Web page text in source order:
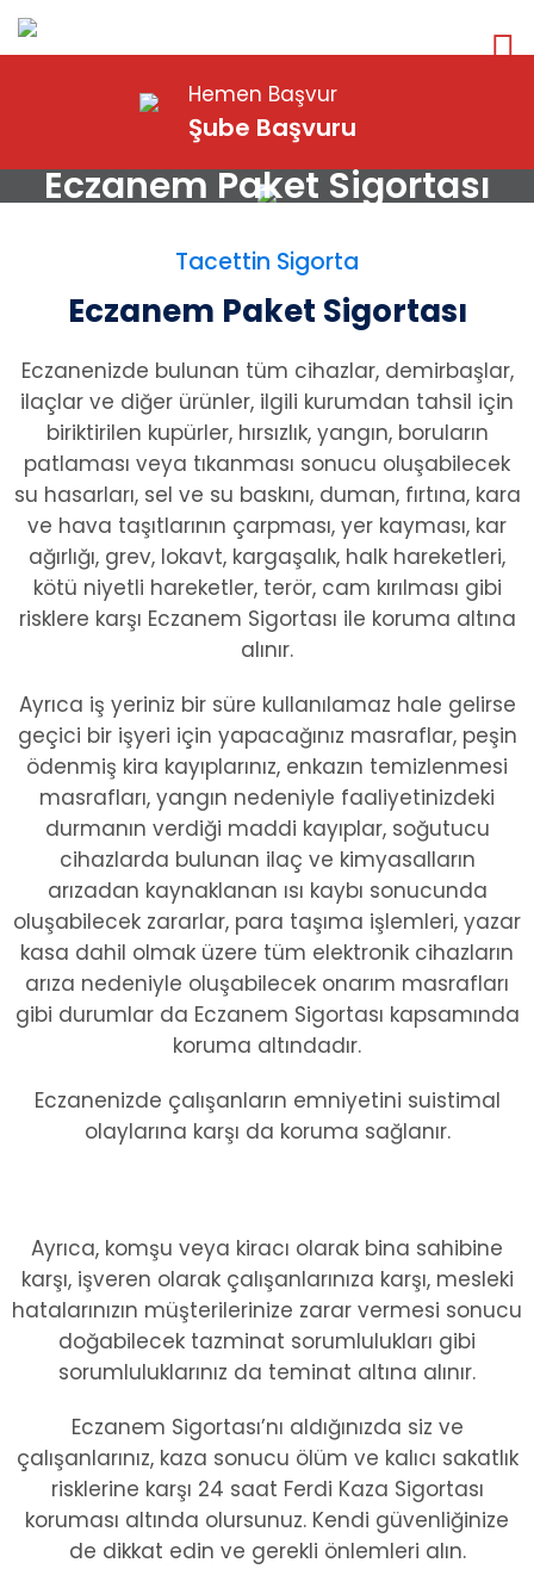
Hemen Başvur
Şube Başvuru
Eczanem Paket Sigortası
Tacettin Sigorta
Eczanem Paket Sigortası
Eczanenizde bulunan tüm cihazlar, demirbaşlar,
ilaçlar ve diğer ürünler, ilgili kurumdan tahsil için
biriktirilen kupürler, hırsızlık, yangın, boruların
patlaması veya tıkanması sonucu oluşabilecek
su hasarları, sel ve su baskını, duman, fırtına, kara
ve hava taşıtlarının çarpması, yer kayması, kar
ağırlığı, grev, lokavt, kargaşalık, halk hareketleri,
kötü niyetli hareketler, terör, cam kırılması gibi
risklere karşı Eczanem Sigortası ile koruma altına
alınır.
Ayrıca iş yeriniz bir süre kullanılamaz hale gelirse
geçici bir işyeri için yapacağınız masraflar, peşin
ödenmiş kira kayıplarınız, enkazın temizlenmesi
masrafları, yangın nedeniyle faaliyetinizdeki
durmanın verdiği maddi kayıplar, soğutucu
cihazlarda bulunan ilaç ve kimyasalların
arızadan kaynaklanan ısı kaybı sonucunda
oluşabilecek zararlar, para taşıma işlemleri, yazar
kasa dahil olmak üzere tüm elektronik cihazların
arıza nedeniyle oluşabilecek onarım masrafları
gibi durumlar da Eczanem Sigortası kapsamında
koruma altındadır.
Eczanenizde çalışanların emniyetini suistimal
olaylarına karşı da koruma sağlanır.
Ayrıca, komşu veya kiracı olarak bina sahibine
karşı, işveren olarak çalışanlarınıza karşı, mesleki
hatalarınızın müşterilerinize zarar vermesi sonucu
doğabilecek tazminat sorumlulukları gibi
sorumluluklarınız da teminat altına alınır.
Eczanem Sigortası’nı aldığınızda siz ve
çalışanlarınız, kaza sonucu ölüm ve kalıcı sakatlık
risklerine karşı 24 saat Ferdi Kaza Sigortası
koruması altında olursunuz. Kendi güvenliğinize
de dikkat edin ve gerekli önlemleri alın.